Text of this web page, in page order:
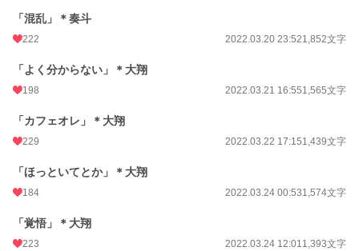
「混乱」＊奏斗
222 2022.03.20 23:521,852文字
「よく分からない」＊大翔
198 2022.03.21 16:551,565文字
「カフェオレ」＊大翔
229 2022.03.22 17:151,439文字
「ほっといてとか」＊大翔
184 2022.03.24 00:531,574文字
「覚悟」＊大翔
223 2022.03.24 12:011,393文字